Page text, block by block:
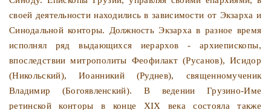
своей деятельности находились в зави­симости от Экзарха и
Синодальной конторы. Должность Эк­зарха в разное время
исполнял ряд выдающихся иерархов - архиепископы,
впоследствии митрополиты Феофилакт (Руса­нов), Исидор
(Никольский), Иоанникий (Руднев), священномученик
Владимир (Богоявленский). В ведении Грузино-Име­
ретинской конторы в конце XIX века состояла также